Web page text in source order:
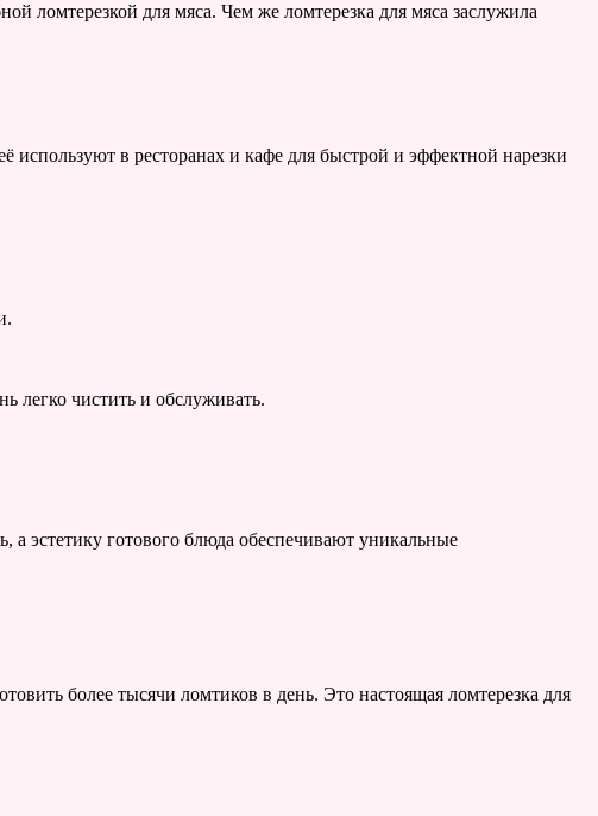
ломтерезкой для мяса. Чем же ломтерезка для мяса заслужила
используют в ресторанах и кафе для быстрой и эффектной нарезки
легко чистить и обслуживать.
а эстетику готового блюда обеспечивают уникальные
более тысячи ломтиков в день. Это настоящая ломтерезка для